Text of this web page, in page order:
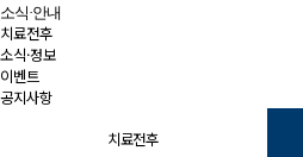
소식·안내
치료전후
소식·정보
이벤트
공지사항
치료전후